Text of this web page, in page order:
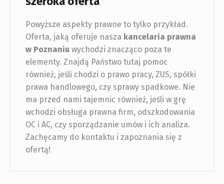
Powyższe aspekty prawne to tylko przykład.
Oferta, jaką oferuje nasza kancelaria prawna
w Poznaniu wychodzi znacząco poza te
elementy. Znajdą Państwo tutaj pomoc
również, jeśli chodzi o prawo pracy, ZUS, spółki
prawa handlowego, czy sprawy spadkowe. Nie
ma przed nami tajemnic również, jeśli w grę
wchodzi obsługa prawna firm, odszkodowania
OC i AC, czy sporządzanie umów i ich analiza.
Zachęcamy do kontaktu i zapoznania się z
ofertą!